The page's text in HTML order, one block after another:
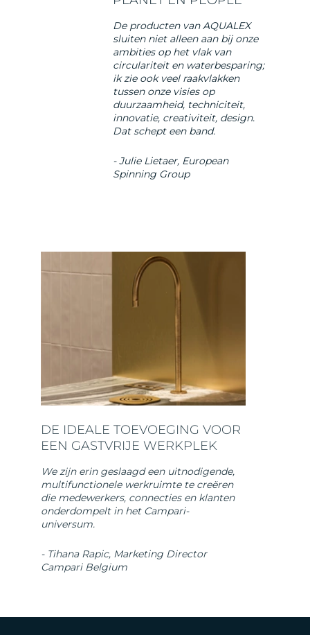
De producten van AQUALEX
sluiten niet alleen aan bij onze
ambities op het vlak van
circulariteit en waterbesparing;
ik zie ook veel raakvlakken
tussen onze visies op
duurzaamheid, techniciteit,
innovatie, creativiteit, design.
Dat schept een band.
- Julie Lietaer, European
Spinning Group
DE IDEALE TOEVOEGING VOOR
EEN GASTVRIJE WERKPLEK
We zijn erin geslaagd een uitnodigende,
multifunctionele werkruimte te creëren
die medewerkers, connecties en klanten
onderdompelt in het Campari-
universum.
- Tihana Rapic, Marketing Director
Campari Belgium